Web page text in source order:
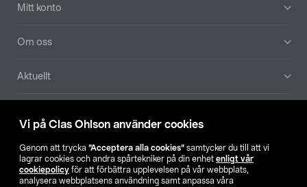
Vi på Clas Ohlson använder cookies
Genom att trycka ”Acceptera alla cookies” samtycker du till att vi
lagrar cookies och andra spårtekniker på din enhet enligt vår
cookiepolicy för att förbättra upplevelsen på vår webbplats,
analysera webbplatsens användning samt anpassa våra
Mitt konto
Om oss
Aktuellt
Hitta butik
SE NO FI